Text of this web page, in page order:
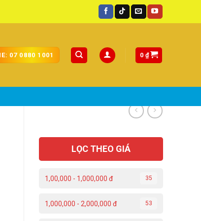
07 0880 1001 0 ₫
LỌC THEO GIÁ
1,00,000 - 1,000,000 đ 35
1,000,000 - 2,000,000 đ 53